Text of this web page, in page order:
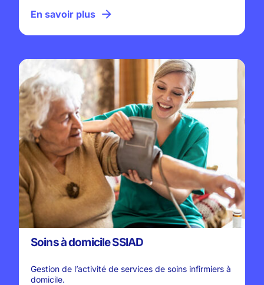
En savoir plus
Soins à domicile SSIAD
Gestion de l’activité de services de soins infirmiers à
domicile.